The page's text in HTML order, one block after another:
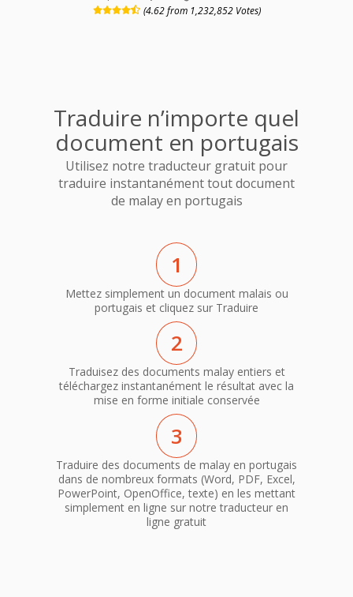
(4.62 from 1,232,852 Votes)
Traduire n’importe quel
document en portugais
Utilisez notre traducteur gratuit pour
traduire instantanément tout document
de malay en portugais
1
Mettez simplement un document malais ou
portugais et cliquez sur Traduire
2
Traduisez des documents malay entiers et
téléchargez instantanément le résultat avec la
mise en forme initiale conservée
3
Traduire des documents de malay en portugais
dans de nombreux formats (Word, PDF, Excel,
PowerPoint, OpenOffice, texte) en les mettant
simplement en ligne sur notre traducteur en
ligne gratuit